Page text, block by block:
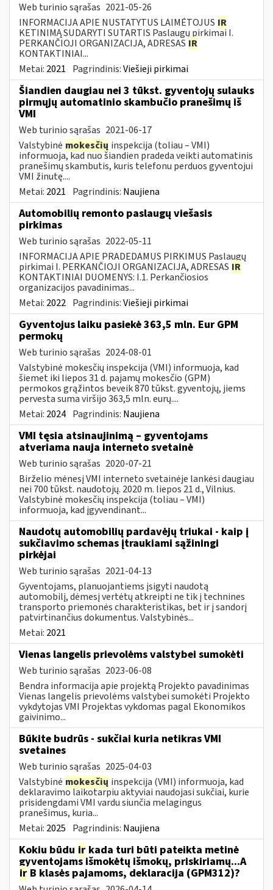
Web turinio sąrašas 2021-05-26
INFORMACIJA APIE NUSTATYTUS LAIMĖTOJUS IR
KETINIMĄ SUDARYTI SUTARTIS Paslaugų pirkimai I.
PERKANČIOJI ORGANIZACIJA, ADRESAS IR
KONTAKTINIAI...
Metai: 2021 Pagrindinis:Viešieji pirkimai
Šiandien daugiau nei 3 tūkst. gyventojų sulauks
pirmųjų automatinio skambučio pranešimų iš
VMI
Web turinio sąrašas 2021-06-17
Valstybinė mokesčių inspekcija (toliau – VMI)
informuoja, kad nuo šiandien pradeda veikti automatinis
pranešimų skambutis, kuris telefonu perduos gyventojui
VMI žinutę....
Metai: 2021 Pagrindinis: Naujiena
Automobilių remonto paslaugų viešasis
pirkimas
Web turinio sąrašas 2022-05-11
INFORMACIJA APIE PRADEDAMUS PIRKIMUS Paslaugų
pirkimai I. PERKANČIOJI ORGANIZACIJA, ADRESAS IR
KONTAKTINIAI DUOMENYS: I.1. Perkančiosios
organizacijos pavadinimas...
Metai: 2022 Pagrindinis:Viešieji pirkimai
Gyventojus laiku pasiekė 363,5 mln. Eur GPM
permokų
Web turinio sąrašas 2024-08-01
Valstybinė mokesčių inspekcija (VMI) informuoja, kad
šiemet iki liepos 31 d. pajamų mokesčio (GPM)
permokos grąžintos beveik 870 tūkst. gyventojų, jiems
pervesta suma viršijo 363,5 mln. eurų....
Metai: 2024 Pagrindinis: Naujiena
VMI tęsia atsinaujinimą – gyventojams
atveriama nauja interneto svetainė
Web turinio sąrašas 2020-07-21
Birželio mėnesį VMI interneto svetainėje lankėsi daugiau
nei 700 tūkst. naudotojų. 2020 m. liepos 21 d., Vilnius.
Valstybinė mokesčių inspekcija (toliau – VMI)
informuoja, kad įgyvendinant...
Naudotų automobilių pardavėjų triukai - kaip į
sukčiavimo schemas įtraukiami sąžiningi
pirkėjai
Web turinio sąrašas 2021-04-13
Gyventojams, planuojantiems įsigyti naudotą
automobilį, dėmesį vertėtų atkreipti ne tik į technines
transporto priemonės charakteristikas, bet ir į sandorį
patvirtinančius dokumentus. Valstybinės...
Metai: 2021
Vienas langelis prievolėms valstybei sumokėti
Web turinio sąrašas 2023-06-08
Bendra informacija apie projektą Projekto pavadinimas
Vienas langelis prievolėms valstybei sumokėti Projekto
vykdytojas VMI Projektas vykdomas pagal Ekonomikos
gaivinimo...
Būkite budrūs - sukčiai kuria netikras VMI
svetaines
Web turinio sąrašas 2025-04-03
Valstybinė mokesčių inspekcija (VMI) informuoja, kad
deklaravimo laikotarpiu aktyviai naudojasi sukčiai, kurie
prisidengdami VMI vardu siunčia melagingus
pranešimus, kuria...
Metai: 2025 Pagrindinis: Naujiena
Kokiu būdu ir kada turi būti pateikta metinė
gyventojams išmokėtų išmokų, priskiriamų...A
ir B klasės pajamoms, deklaracija (GPM312)?